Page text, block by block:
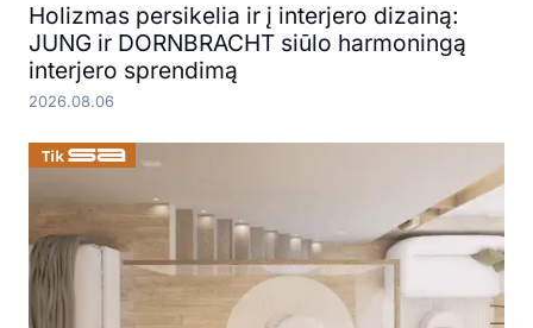
Holizmas persikelia ir į interjero dizainą:
JUNG ir DORNBRACHT siūlo harmoningą
interjero sprendimą
2026.08.06